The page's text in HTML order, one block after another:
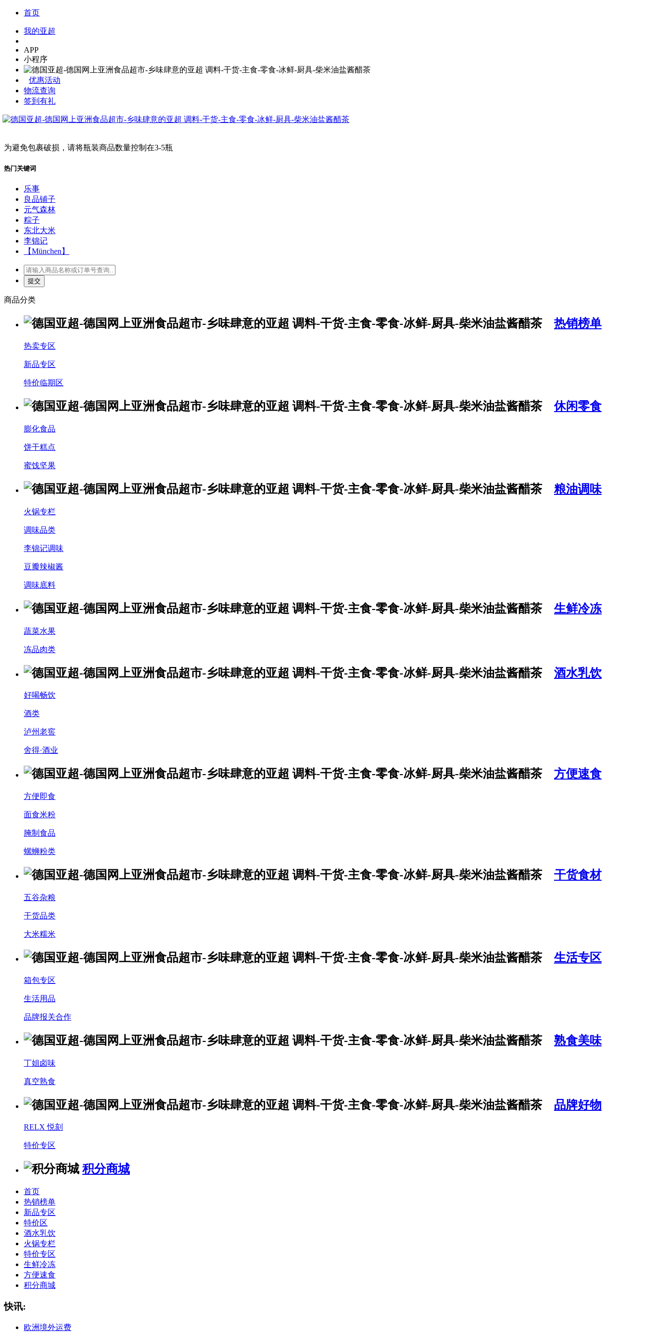
首页
我的亚超
APP
小程序
优惠活动
物流查询
签到有礼
为避免包裹破损，请将瓶装商品数量控制在3-5瓶
热门关键词
乐事
良品铺子
元气森林
粽子
东北大米
李锦记
【München】
商品分类
热销榜单
热卖专区
新品专区
特价临期区
休闲零食
膨化食品
饼干糕点
蜜饯坚果
粮油调味
火锅专栏
调味品类
李锦记调味
豆瓣辣椒酱
调味底料
生鲜冷冻
蔬菜水果
冻品肉类
酒水乳饮
好喝畅饮
酒类
泸州老窖
舍得·酒业
方便速食
方便即食
面食米粉
腌制食品
螺蛳粉类
干货食材
五谷杂粮
干货品类
大米糯米
生活专区
箱包专区
生活用品
品牌报关合作
熟食美味
丁姐卤味
真空熟食
品牌好物
RELX 悦刻
特价专区
积分商城
首页
热销榜单
新品专区
特价区
酒水乳饮
火锅专栏
特价专区
生鲜冷冻
方便速食
积分商城
快讯:
欧洲境外运费